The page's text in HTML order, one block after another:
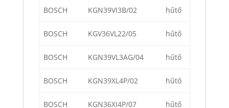
BOSCH KGN39VI3B/02 hűtő
BOSCH KGV36VL22/05 hűtő
BOSCH KGN39VL3AG/04 hűtő
BOSCH KGN39XL4P/02 hűtő
BOSCH KGN36XI4P/07 hűtő